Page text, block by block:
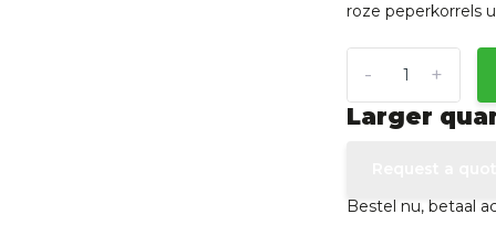
roze peperkorrels
+
-
Larger
Bestel nu, betaal